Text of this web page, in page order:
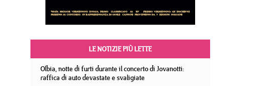
LE NOTIZIE PIÙ LETTE
Olbia, notte di furti durante il concerto di Jovanotti:
raffica di auto devastate e svaligiate